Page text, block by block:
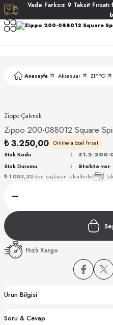
Vade Farksız 9 Taksit Fırsatı
Anasayfa Aksesuar ZIPPO
Zippo Çakmak
Zippo 200-088012 Square
₺ 3.250,00 Online'a özel fırsat
₺ 1.083,33 den başlayan taksitlerle!
Stok Kodu
Z1.2-200-
Stok Durumu
Stokta var
Hızlı Kargo
Ürün Bilgisi
Soru & Cevap